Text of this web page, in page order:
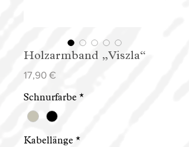
Holzarmband „Viszla“
17,90 €
Schnurfarbe *
Kabellänge *